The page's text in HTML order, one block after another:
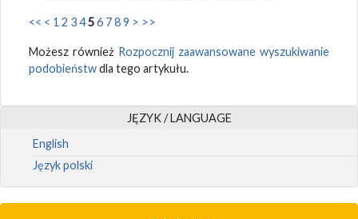
<< < 1 2 3456 789 > >>
Możesz również Rozpocznij zaawansowane wyszukiwanie
podobieństwdla tego artykułu.
JĘZYK / LANGUAGE
English
Język polski